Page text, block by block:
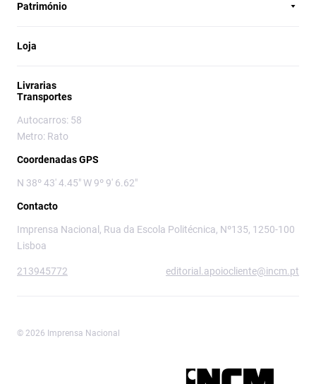
Património
Loja
Livrarias
Transportes
Autocarros: 58
Metro: Rato
Coordenadas GPS
N 38º 43' 4.45" W 9º 9' 6.62"
Contacto
Imprensa Nacional, Rua da Escola Politécnica, Nº135, 1250-100
Lisboa
213945772 editorial.apoiocliente@incm.pt
© 2026 Imprensa Nacional